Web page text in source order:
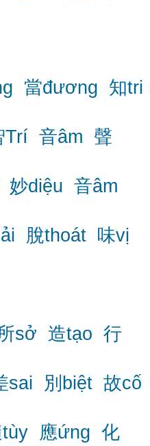
當đương 知tri
Trí 音âm 聲
妙diệu 音âm
脫thoát 味vị
sở 造tạo 行
sai 別biệt 故cố
應ứng 化